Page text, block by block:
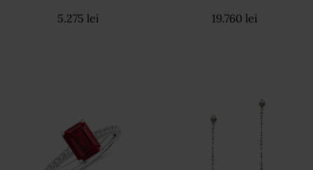
5.275 lei 19.760 lei